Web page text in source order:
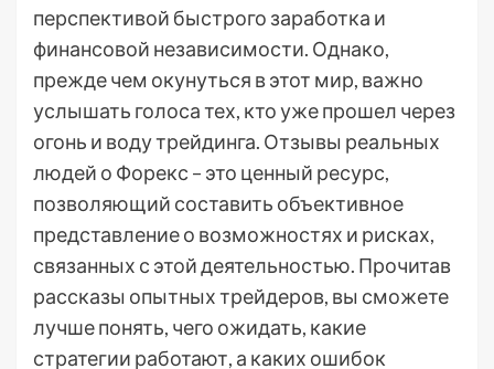
перспективой быстрого заработка и
финансовой независимости. Однако,
прежде чем окунуться в этот мир, важно
услышать голоса тех, кто уже прошел через
огонь и воду трейдинга. Отзывы реальных
людей о Форекс – это ценный ресурс,
позволяющий составить объективное
представление о возможностях и рисках,
связанных с этой деятельностью. Прочитав
рассказы опытных трейдеров, вы сможете
лучше понять, чего ожидать, какие
стратегии работают, а каких ошибок